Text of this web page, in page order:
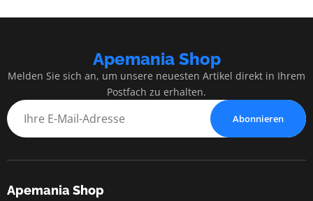
Apemania Shop
Melden Sie sich an, um unsere neuesten Artikel direkt in Ihrem
Postfach zu erhalten.
Abonnieren
Apemania Shop